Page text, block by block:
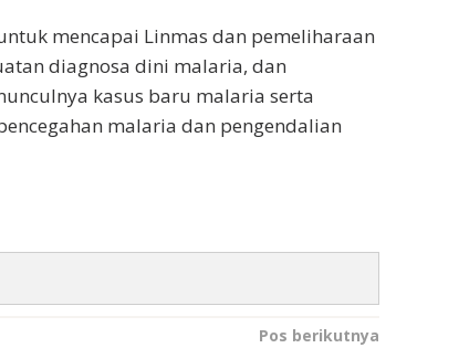
mencapai Linmas dan pemeliharaan
diagnosa dini malaria, dan
kasus baru malaria serta
malaria dan pengendalian
Pos berikutnya